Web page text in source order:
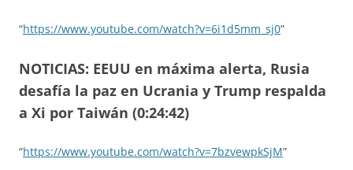
“https://www.youtube.com/watch?v=6i1d5mm_sj0”
NOTICIAS: EEUU en máxima alerta, Rusia
desafía la paz en Ucrania y Trump respalda
a Xi por Taiwán (0:24:42)
“https://www.youtube.com/watch?v=7bzvewpkSjM”